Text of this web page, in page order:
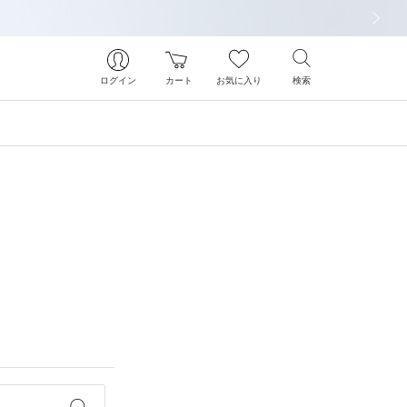
ログイン カート お気に入り 検索